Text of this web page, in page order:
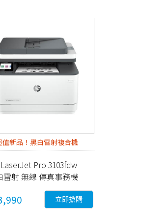
值新品！黑白雷射複合機
Pro 3103fdw
雷射 無線 傳真事務機
立即搶購